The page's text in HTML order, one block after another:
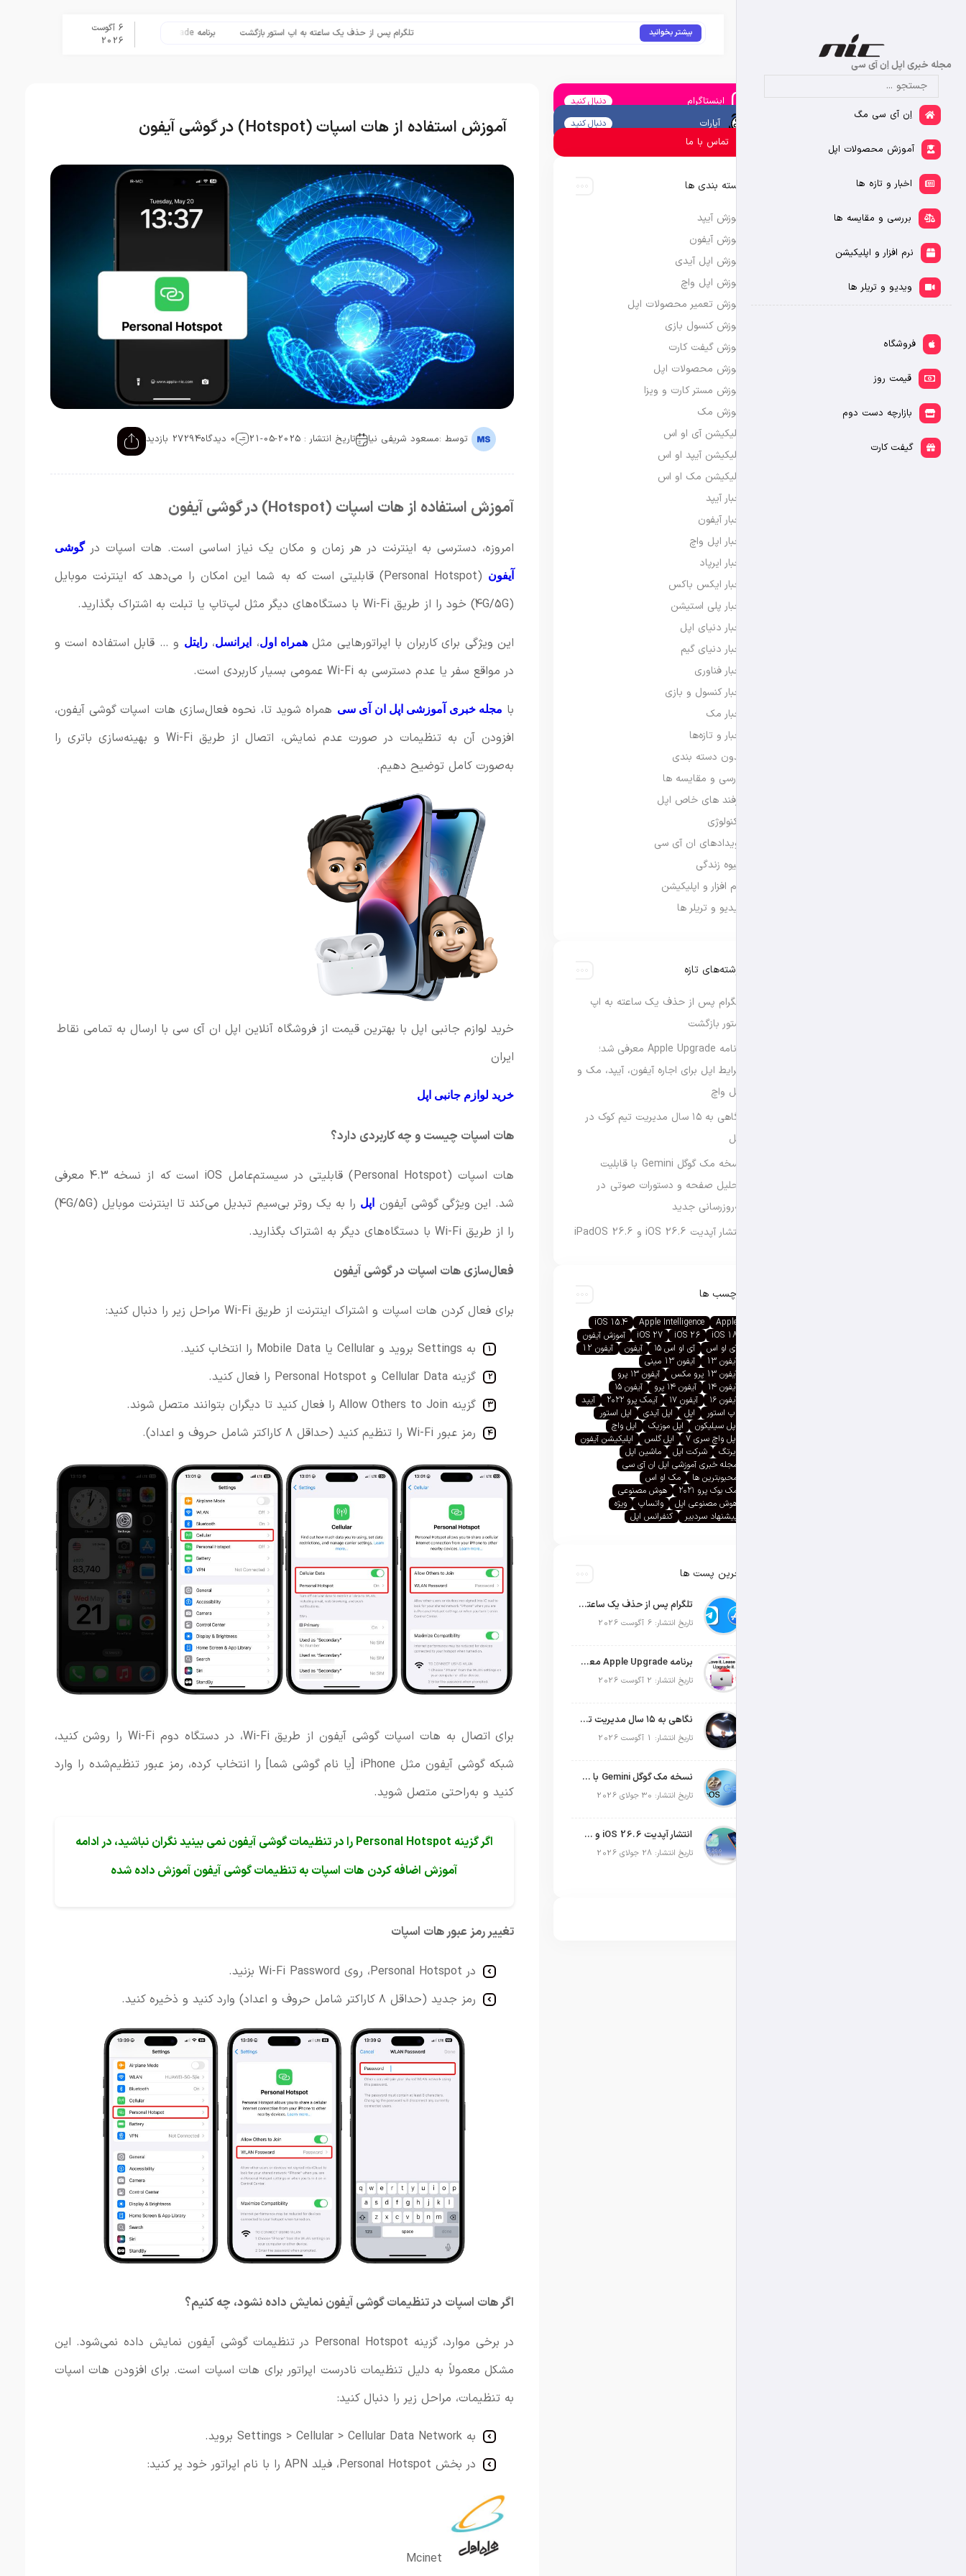
مجله خبری اپل اِن آی سی
اِن آی سی مگ
آموزش محصولات اپل
اخبار و تازه ها
بررسی و مقایسه ها
نرم افزار و اپلیکیشن
ویدیو و تریلر ها
فروشگاه
قیمت روز
بازارچه دست دوم
گیفت کارت
بیشتر بخوانید تلگرام پس از حذف یک ساعته به اپ استور بازگشت برنامه Apple Upgrade معرفی شد؛ شرایط اپل برای اجاره آیفون، آیپد، مک و اپل واچ
6 آگوست
2026
آموزش استفاده از هات اسپات (Hotspot) در گوشی آیفون
توسط :مسعود شریفی نیا تاریخ انتشار : 2025-05-21 0 دیدگاه 27294 بازدید
آموزش استفاده از هات اسپات (Hotspot) در گوشی آیفون
امروزه، دسترسی به اینترنت در هر زمان و مکان یک نیاز اساسی است. هات اسپات درگوشی
آیفون
(Personal Hotspot) قابلیتی است که به شما این امکان را می‌دهد که اینترنت موبایل
(4G/5G) خود را از طریق Wi-Fi با دستگاه‌های دیگر مثل لپ‌تاپ یا تبلت به اشتراک بگذارید.
این ویژگی برای کاربران با اپراتورهایی مثلهمراه اول، ایرانسل،رایتل و … قابل استفاده است و
در مواقع سفر یا عدم دسترسی به Wi-Fi عمومی بسیار کاربردی است.
با مجله خبری آموزشی اپل ان آی سی همراه شوید تا، نحوه فعال‌سازی هات اسپات گوشی آیفون،
افزودن آن به تنظیمات در صورت عدم نمایش، اتصال از طریق Wi-Fi و بهینه‌سازی باتری را
به‌صورت کامل توضیح دهیم.
خرید لوازم جانبی اپل با بهترین قیمت از فروشگاه آنلاین اپل ان آی سی با ارسال به تمامی نقاط
ایران
خرید لوازم جانبی اپل
هات اسپات چیست و چه کاربردی دارد؟
هات اسپات (Personal Hotspot) قابلیتی در سیستم‌عامل iOS است که از نسخه 4.3 معرفی
شد. این ویژگی گوشی آیفون اپل
را به یک روتر بی‌سیم تبدیل می‌کند تا اینترنت موبایل (4G/5G)
را از طریق Wi-Fi با دستگاه‌های دیگر به اشتراک بگذارید.
فعال‌سازی هات اسپات در گوشی آیفون
برای فعال کردن هات اسپات و اشتراک اینترنت از طریق Wi-Fi مراحل زیر را دنبال کنید:
به Settings بروید و Cellular یا Mobile Data را انتخاب کنید.
گزینه Cellular Data و Personal Hotspot را فعال کنید.
گزینه Allow Others to Join را فعال کنید تا دیگران بتوانند متصل شوند.
رمز عبور Wi-Fi را تنظیم کنید (حداقل ۸ کاراکتر شامل حروف و اعداد).
برای اتصال به هات اسپات گوشی آیفون از طریق Wi-Fi، در دستگاه دوم Wi-Fi را روشن کنید،
شبکه گوشی آیفون مثل iPhone [یا نام گوشی شما] را انتخاب کرده، رمز عبور تنظیم‌شده را وارد
کنید و به‌راحتی متصل شوید.
اگر گزینه Personal Hotspot را در تنظیمات گوشی آیفون نمی بینید نگران نباشید، در ادامه
آموزش اضافه کردن هات اسپات به تنظیمات گوشی آیفون آموزش داده شده
تغییر رمز عبور هات اسپات
در Personal Hotspot، روی Wi-Fi Password بزنید.
رمز جدید (حداقل ۸ کاراکتر شامل حروف و اعداد) وارد کنید و ذخیره کنید.
اگر هات اسپات در تنظیمات گوشی آیفون نمایش داده نشود، چه کنیم؟
در برخی موارد، گزینه Personal Hotspot در تنظیمات گوشی آیفون نمایش داده نمی‌شود. این
مشکل معمولاً به دلیل تنظیمات نادرست اپراتور برای هات اسپات است. برای افزودن هات اسپات
به تنظیمات، مراحل زیر را دنبال کنید:
به Settings > Cellular > Cellular Data Network بروید.
در بخش Personal Hotspot، فیلد APN را با نام اپراتور خود پر کنید:
Mcinet
اینستاگرام دنبال کنید
آپارات دنبال کنید
تماس با ما
دسته بندی ها
آموزش آیپد
آموزش آیفون
آموزش اپل آیدی
آموزش اپل واچ
آموزش تعمیر محصولات اپل
آموزش کنسول بازی
آموزش گیفت کارت
آموزش محصولات اپل
آموزش مستر کارت و ویزا
آموزش مک
اپلیکیشن آی او اس
اپلیکیشن آیپد او اس
اپلیکیشن مک او اس
اخبار آیپد
اخبار آیفون
اخبار اپل واچ
اخبار ایرپاد
اخبار ایکس باکس
اخبار پلی استیشن
اخبار دنیای اپل
اخبار دنیای گیم
اخبار فناوری
اخبار کنسول و بازی
اخبار مک
اخبار و تازه‌ها
بدون دسته بندی
بررسی و مقایسه ها
ترفند های خاص اپل
تکنولوژی
رویدادهای ان آی سی
شیوه زندگی
نرم افزار و اپلیکیشن
ویدیو و تریلر ها
نوشته‌های تازه
تلگرام پس از حذف یک ساعته به اپ
استور بازگشت
برنامه Apple Upgrade معرفی شد؛
شرایط اپل برای اجاره آیفون، آیپد، مک و
اپل واچ
نگاهی به ۱۵ سال مدیریت تیم کوک در
اپل
نسخه مک گوگل Gemini با قابلیت
تحلیل صفحه و دستورات صوتی در
به‌روزرسانی جدید
انتشار آپدیت iOS 26.6 و iPadOS 26.6
برچسب ها
Apple
Apple Intelligence
iOS 15.4
iOS 18
iOS 26
iOS 27
آموزش آیفون
آی او اس
آی او اس ۱۵ آیفون
آیفون 12
آیفون 13
آیفون 13 مینی
آیفون 13 پرو مکس
آیفون ۱۳ پرو
آیفون ۱۴
آیفون ۱۴ پرو
آیفون ۱۵
آیفون ۱۶
آیفون ۱۷ آیمک پرو ۲۰۲۲
آیپد
اپ استور
اپل اپل آیدی
اپل استور
اپل سیلیکون
اپل موزیک
اپل واچ
اپل واچ سری ۷
اپل گلس
اپلیکیشن آیفون
ایرتگ
شرکت اپل
ماشین اپل
مجله خبری آموزشی اپل ان آی سی
محبوبترین ها
مک او اس
مک بوک پرو ۲۰۲۱
هوش مصنوعی
هوش مصنوعی اپل
واتساپ
ویژه
پیشنهاد سردبیر
کنفرانس اپل
آخرین پست ها
تلگرام پس از حذف یک ساعته به اپ استور بازگشت
تاریخ انتشار: 6 آگوست 2026
برنامه Apple Upgrade معرفی شد؛ شرایط اپل برای اجاره آیفون، آیپد، مک و اپل واچ
تاریخ انتشار: 2 آگوست 2026
نگاهی به ۱۵ سال مدیریت تیم کوک در اپل
تاریخ انتشار: 1 آگوست 2026
نسخه مک گوگل Gemini با قابلیت تحلیل صفحه و دستورات صوتی در به‌روزرسانی جدید
تاریخ انتشار: 30 جولای 2026
انتشار آپدیت iOS 26.6 و iPadOS 26.6
تاریخ انتشار: 28 جولای 2026